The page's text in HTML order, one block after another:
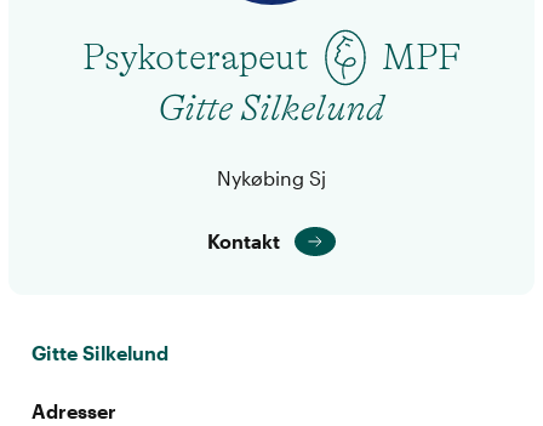
Psykoterapeut
MPF
Gitte Silkelund
Nykøbing Sj
Kontakt
Gitte Silkelund
Adresser